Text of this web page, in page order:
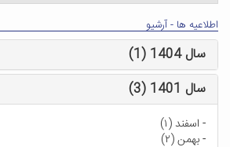
اطلاعیه ها - آرشیو
سال 1404 (1)
سال 1401 (3)
- اسفند (۱)
-بهمن (۲)